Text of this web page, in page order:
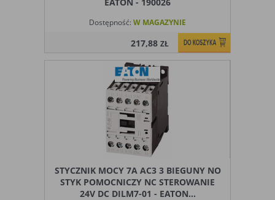
Dostępność: W MAGAZYNIE
217,88ZŁ
STYCZNIK MOCY 7A AC3 3 BIEGUNY NO
STYK POMOCNICZY NC STEROWANIE
24V DC DILM7-01 - EATON...